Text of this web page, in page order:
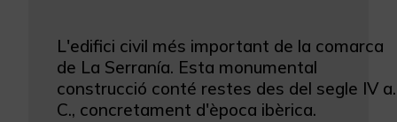
L'edifici civil més important de la comarca
de La Serranía. Esta monumental
construcció conté restes des del segle IV a.
C., concretament d'època ibèrica.